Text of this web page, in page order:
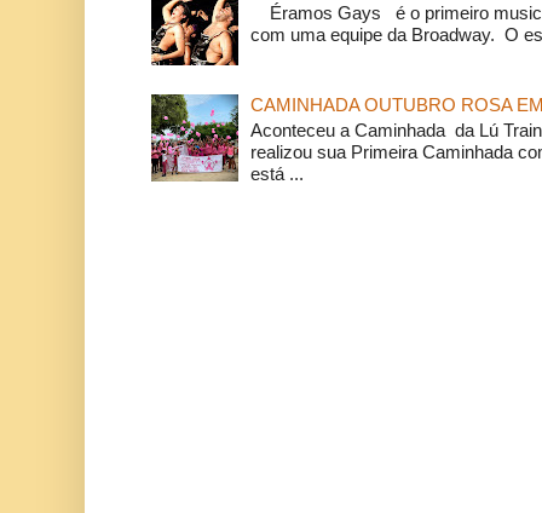
Éramos Gays é o primeiro
com uma equipe da Broadway. O
CAMINHADA OUTUBRO ROSA
Aconteceu a Caminhada da Lú
realizou sua Primeira Caminhada
está ...